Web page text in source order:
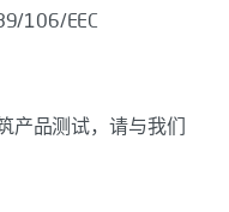
106/EEC
产品测试，请与我们